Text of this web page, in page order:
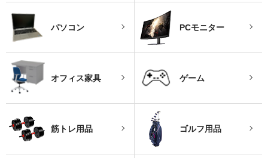
パソコン PCモニター
オフィス家具 ゲーム
筋トレ用品 ゴルフ用品